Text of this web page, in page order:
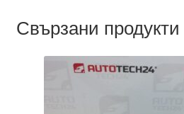
Свързани продукти